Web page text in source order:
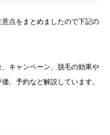
点をまとめましたので下記の
キャンペーン、脱毛の効果や
、予約など解説しています。